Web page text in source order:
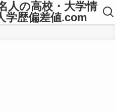
人の高校・大学情
学歴偏差値.com